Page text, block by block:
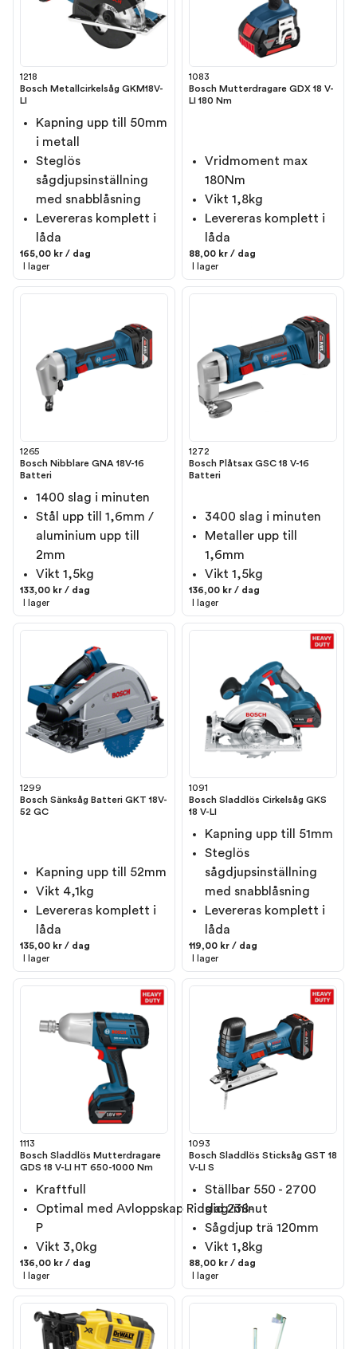
1218
Bosch Metallcirkelsåg GKM18V-
LI
Kapning upp till 50mm
i metall
Steglös
sågdjupsinställning
med snabblåsning
Levereras komplett i
låda
165,00 kr / dag
I lager
1083
Bosch Mutterdragare GDX 18 V-
LI 180 Nm
Vridmoment max
180Nm
Vikt 1,8kg
Levereras komplett i
låda
88,00 kr / dag
I lager
1265
Bosch Nibblare GNA 18V-16
Batteri
1400 slag i minuten
Stål upp till 1,6mm /
aluminium upp till
2mm
Vikt 1,5kg
133,00 kr / dag
I lager
1272
Bosch Plåtsax GSC 18 V-16
Batteri
3400 slag i minuten
Metaller upp till
1,6mm
Vikt 1,5kg
136,00 kr / dag
I lager
1299
Bosch Sänksåg Batteri GKT 18V-
52 GC
Kapning upp till 52mm
Vikt 4,1kg
Levereras komplett i
låda
135,00 kr / dag
I lager
1091
Bosch Sladdlös Cirkelsåg GKS
18 V-LI
Kapning upp till 51mm
Steglös
sågdjupsinställning
med snabblåsning
Levereras komplett i
låda
119,00 kr / dag
I lager
1113
Bosch Sladdlös Mutterdragare
GDS 18 V-LI HT 650-1000 Nm
Kraftfull
Optimal med Avloppskap Ridgid 238-
P
Vikt 3,0kg
136,00 kr / dag
I lager
1093
Bosch Sladdlös Sticksåg GST 18
V-LI S
Ställbar 550 - 2700
slag/minut
Sågdjup trä 120mm
Vikt 1,8kg
88,00 kr / dag
I lager